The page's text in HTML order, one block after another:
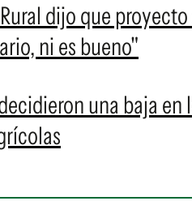
dijo que
ni es bueno"
una baja en